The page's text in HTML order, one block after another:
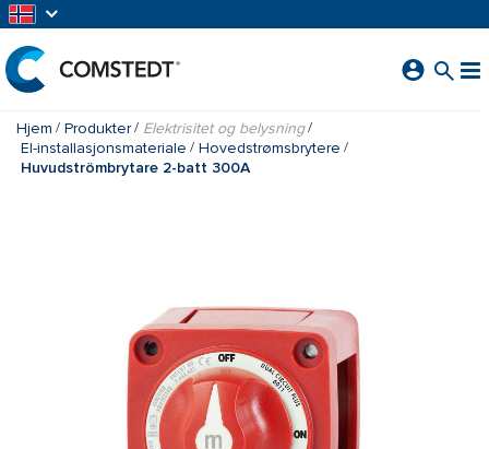
Hjem Produkter
Elektrisitet og belysning
El-installasjonsmateriale
Hovedstrømsbrytere
Huvudströmbrytare 2-batt 300A